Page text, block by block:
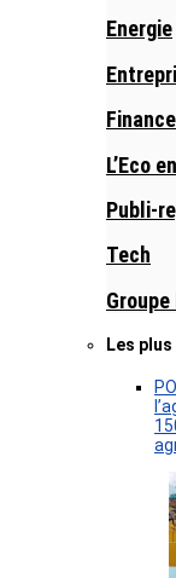
Energie
Finance
L’Eco
Publi-
Tech
Groupe
Les